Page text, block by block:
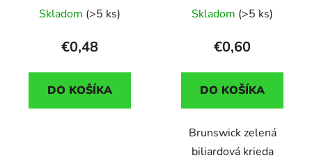
Skladom (>5 ks)
€0,48
DO KOŠÍKA
Skladom (>5 ks)
€0,60
DO KOŠÍKA
Brunswick zelená
biliardová krieda